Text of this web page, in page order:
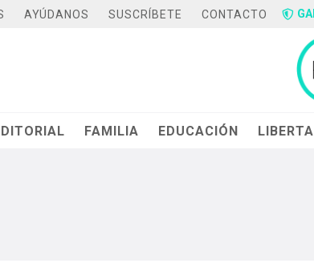
AYÚDANOS SUSCRÍBETE CONTACTO
FAMILIA EDUCACIÓN